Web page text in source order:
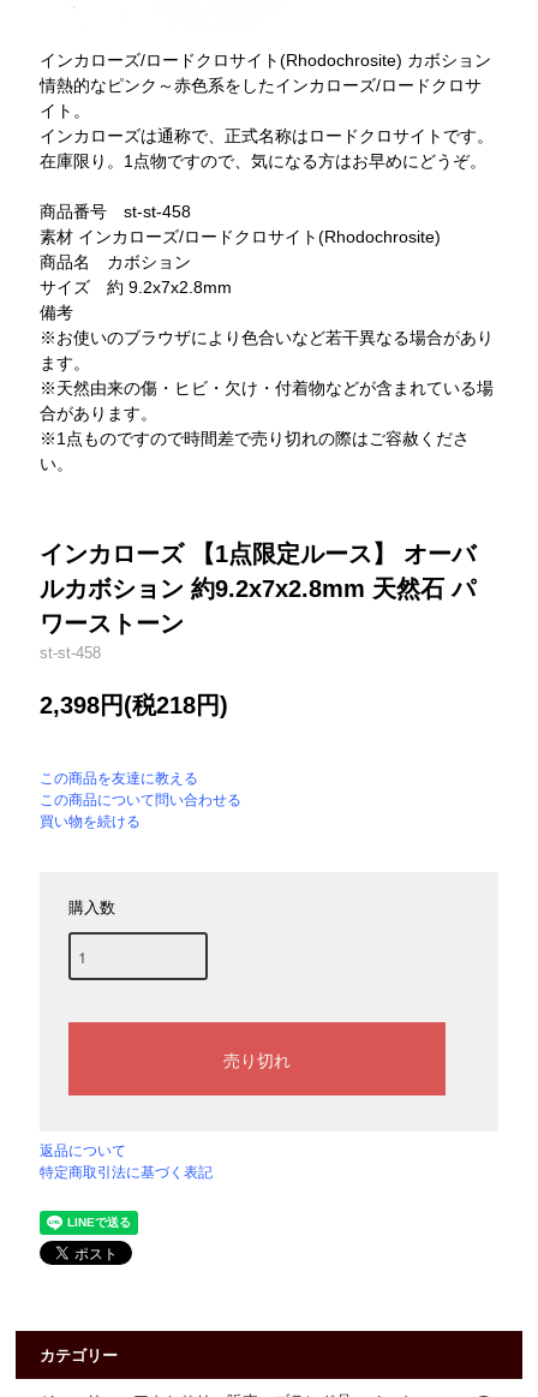
インカローズ/ロードクロサイト(Rhodochrosite) カボション
情熱的なピンク～赤色系をしたインカローズ/ロードクロサ
イト。
インカローズは通称で、正式名称はロードクロサイトです。
在庫限り。1点物ですので、気になる方はお早めにどうぞ。
商品番号 st-st-458
素材 インカローズ/ロードクロサイト(Rhodochrosite)
商品名 カボション
サイズ 約 9.2x7x2.8mm
備考
※お使いのブラウザにより色合いなど若干異なる場合があり
ます。
※天然由来の傷・ヒビ・欠け・付着物などが含まれている場
合があります。
※1点ものですので時間差で売り切れの際はご容赦くださ
い。
インカローズ 【1点限定ルース】 オーバ
ルカボション 約9.2x7x2.8mm 天然石 パ
ワーストーン
st-st-458
2,398円(税218円)
この商品を友達に教える
この商品について問い合わせる
買い物を続ける
購入数
返品について
特定商取引法に基づく表記
カテゴリー